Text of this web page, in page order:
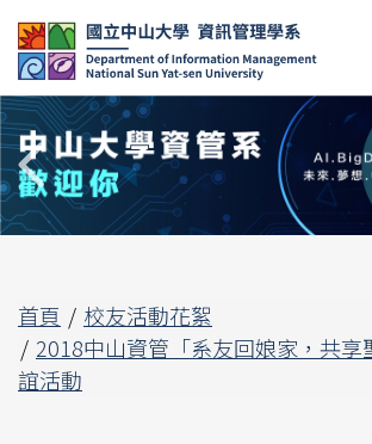
跳
到
主
要
內
容
區
首頁
校友活動花絮
2018中山資管「系友回娘家，共享
誼活動